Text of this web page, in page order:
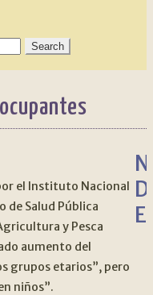
el Instituto Nacional
de Salud Pública
y Pesca
aumento del
grupos etarios”, pero
niños”.